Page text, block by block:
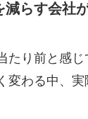
らす会社
たり前と感
変わる中、